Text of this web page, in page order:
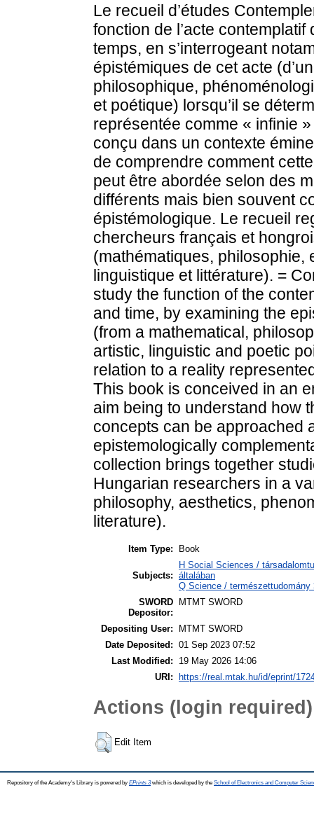
Le recueil d’études
fonction de l’acte
temps, en s’interrogeant
épistémiques de cet acte
philosophique,
et poétique) lorsqu’il se
représentée comme « infinie
conçu dans un contexte
de comprendre comment
peut être abordée selon des
différents mais bien souvent
épistémologique. Le recueil
chercheurs français et
(mathématiques, philosophie,
linguistique et littérature). =
study the function of the
and time, by examining the
(from a mathematical,
artistic, linguistic and poetic
relation to a reality
This book is conceived in an
aim being to understand how
concepts can be approached
epistemologically
collection brings together
Hungarian researchers in a
philosophy, aesthetics,
literature).
Item Type: Book
Subjects:
H Social Sciences /
általában
Q Science /
SWORD
Depositor:
MTMT SWORD
Depositing User:
MTMT SWORD
Date Deposited: 01 Sep 2023 07:52
Last Modified:
19 May 2026 14:06
URI:
https://real.mtak.hu/id/eprint/
Actions (login required)
Edit Item
Repository of the Academy's Library is powered by EPrints 3which is developed by the School of Electronics and Computer